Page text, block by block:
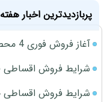
پربازدیدترین اخبار هفته
آغاز فروش فوری 4 محصول ایران خودرو در نمایندگی‌ها
شرایط فروش اقساطی KMC SR6 کرمان موتور اعلام شد
شرایط فروش اقساطی JAC J4 (مرداد 1405)